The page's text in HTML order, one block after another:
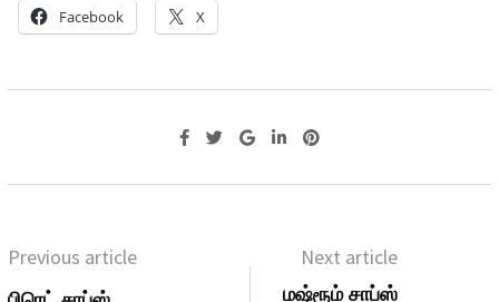
Facebook X
Previous article Next article
மஷ்ரூம் சாப்ஸ்